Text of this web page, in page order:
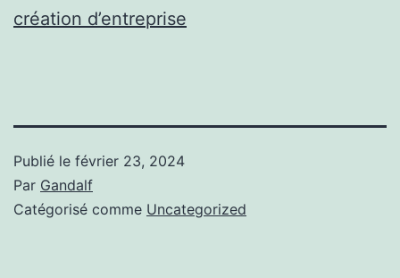
création d’entreprise
Publié le février 23, 2024
Par Gandalf
Catégorisé comme Uncategorized